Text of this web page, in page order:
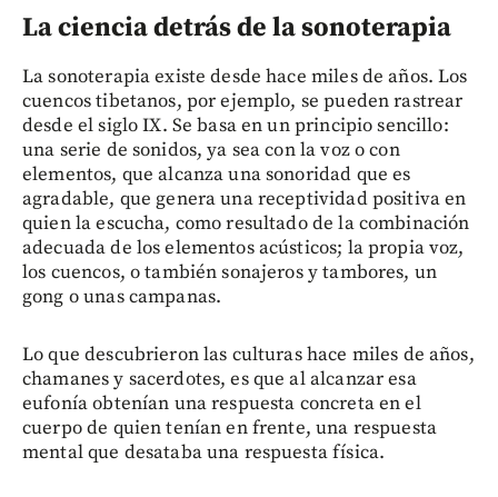
La ciencia detrás de la sonoterapia
La sonoterapia existe desde hace miles de años. Los
cuencos tibetanos, por ejemplo, se pueden rastrear
desde el siglo IX. Se basa en un principio sencillo:
una serie de sonidos, ya sea con la voz o con
elementos, que alcanza una sonoridad que es
agradable, que genera una receptividad positiva en
quien la escucha, como resultado de la combinación
adecuada de los elementos acústicos; la propia voz,
los cuencos, o también sonajeros y tambores, un
gong o unas campanas.
Lo que descubrieron las culturas hace miles de años,
chamanes y sacerdotes, es que al alcanzar esa
eufonía obtenían una respuesta concreta en el
cuerpo de quien tenían en frente, una respuesta
mental que desataba una respuesta física.